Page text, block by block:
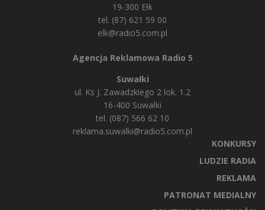
19-300 Ełk
tel. (87) 621 59 00
elk@radio5.com.pl
Agencja Reklamowa Radio 5
Suwałki
ul. Ks J. Zawadzkiego 2 lok. 1.2
16-400 Suwałki
tel. (087) 566 62 10
reklama.suwalki@radio5.com.pl
KONKURSY
LUDZIE RADIA
REKLAMA
PATRONAT MEDIALNY